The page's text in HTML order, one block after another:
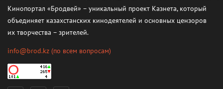
Кинопортал «Бродвей» – уникальный проект Казнета, который
объединяет казахстанских кинодеятелей и основных цензоров
их творчества – зрителей.
info@brod.kz (по всем вопросам)